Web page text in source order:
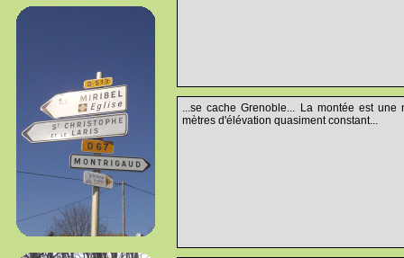
...se cache Grenoble... La montée est
mètres d'élévation quasiment constant...